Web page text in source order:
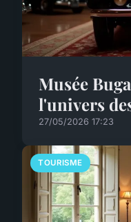
Musée
l'univers
27/05/2026 17:23
TOURISME